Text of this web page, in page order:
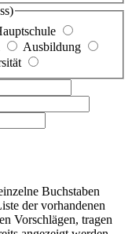
Ausbildung
Buchstaben
der vorhandenen
Vorschlägen, tragen